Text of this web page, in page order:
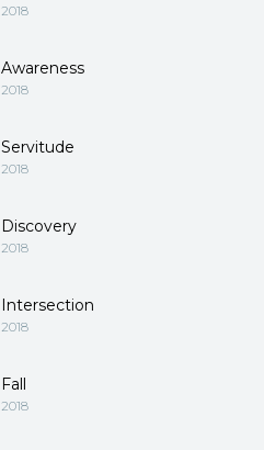
2018
Awareness
2018
Servitude
2018
Discovery
2018
Intersection
2018
Fall
2018